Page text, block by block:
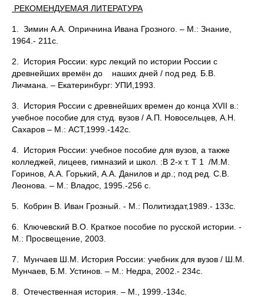
РЕКОМЕНДУЕМАЯ ЛИТЕРАТУРА
1. Зимин А.А. Опричнина Ивана Грозного. – М.: Знание,
1964.- 211с.
2. История России: курс лекций по истории России с
древнейших времён до наших дней / под ред. Б.В.
Личмана. – Екатеринбург: УПИ,1993.
3. История России с древнейших времен до конца XVII в.:
учебное пособие для студ. вузов / А.П. Новосельцев, А.Н.
Сахаров – М.: АСТ,1999.-142с.
4. История России: учебное пособие для вузов, а также
колледжей, лицеев, гимназий и школ. :В 2-х т. Т 1 /М.М.
Горинов, А.А. Горький, А.А. Данилов и др.; под ред. С.В.
Леонова. – М.: Владос, 1995.-256 с.
5. Кобрин В. Иван Грозный. - М.: Политиздат,1989.- 133с.
6. Ключевский В.О. Краткое пособие по русской истории. -
М.: Просвещение, 2003.
7. Мунчаев Ш.М. История России: учебник для вузов / Ш.М.
Мунчаев, Б.М. Устинов. – М.: Недра, 2002.- 234с.
8. Отечественная история. – М., 1999.-134с.